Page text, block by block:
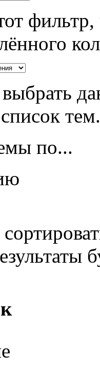
тем.
по...